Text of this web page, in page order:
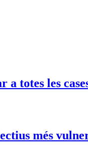
a totes les
més